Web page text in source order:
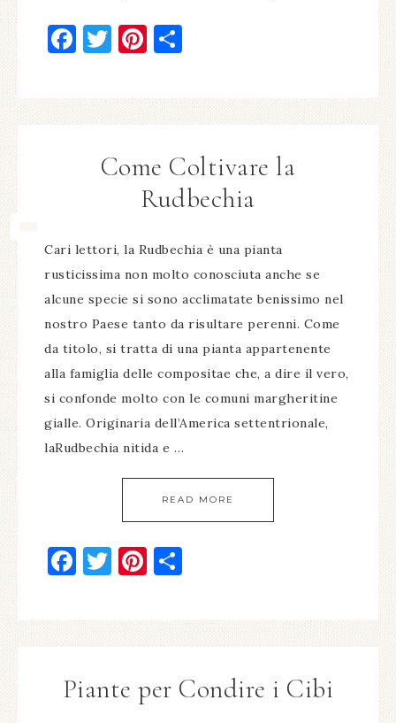
Facebook
Twitter
Pinterest
Come Coltivare la
Rudbechia
Cari lettori, la Rudbechia è una pianta
rusticissima non molto conosciuta anche se
alcune specie si sono acclimatate benissimo nel
nostro Paese tanto da risultare perenni. Come
da titolo, si tratta di una pianta appartenente
alla famiglia delle compositae che, a dire il vero,
si confonde molto con le comuni margheritine
gialle. Originaria dell’America settentrionale,
laRudbechia nitida e …
READ MORE
Facebook
Twitter
Pinterest
Piante per Condire i Cibi